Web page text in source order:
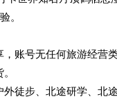
。
号无任何旅游经营
步、北途研学、北